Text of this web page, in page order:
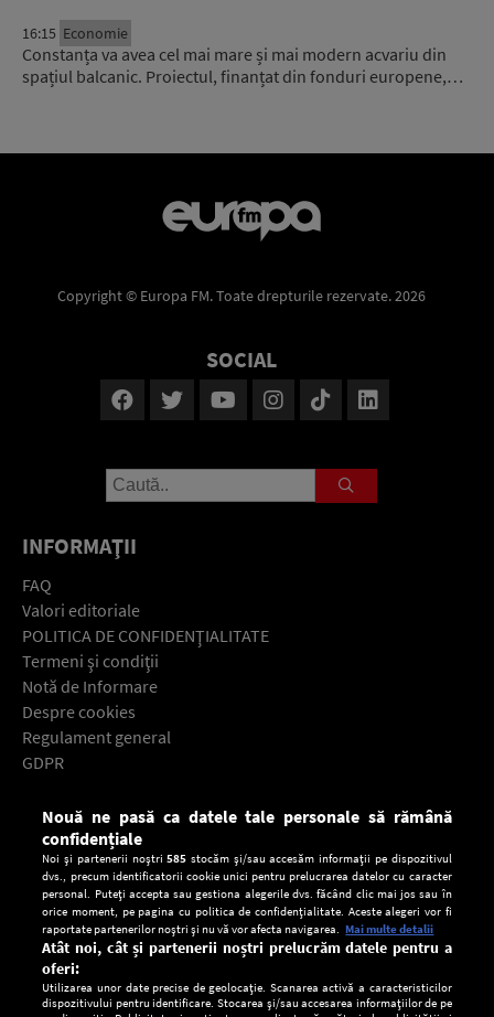
16:15 Economie
Constanța va avea cel mai mare și mai modern acvariu din
spațiul balcanic. Proiectul, finanțat din fonduri europene,…
Copyright © Europa FM. Toate drepturile rezervate. 2026
SOCIAL
INFORMAŢII
FAQ
Valori editoriale
POLITICA DE CONFIDENŢIALITATE
Termeni şi condiţii
Notă de Informare
Despre cookies
Regulament general
GDPR
Descarcă gratuit aplicaţia Europa FM pentru smartphone:
Nouă ne pasă ca datele tale personale să rămână
confidențiale
Noi și partenerii noștri585 stocăm și/sau accesăm informații pe dispozitivul
dvs., precum identificatorii cookie unici pentru prelucrarea datelor cu caracter
personal. Puteți accepta sau gestiona alegerile dvs. făcând clic mai jos sau în
orice moment, pe pagina cu politica de confidențialitate. Aceste alegeri vor fi
raportate partenerilor noștri și nu vă vor afecta navigarea. Mai multe detalii
Atât noi, cât și partenerii noștri prelucrăm datele pentru a
oferi:
Utilizarea unor date precise de geolocație. Scanarea activă a caracteristicilor
dispozitivului pentru identificare. Stocarea și/sau accesarea informațiilor de pe